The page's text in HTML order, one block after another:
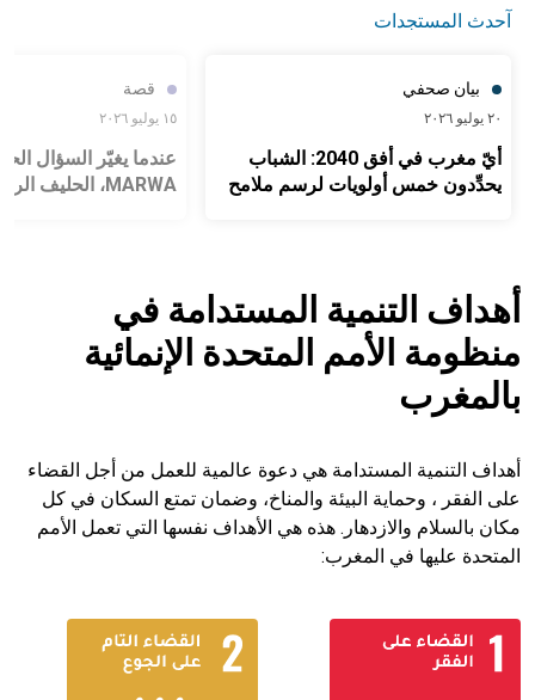
آحدث المستجدات
بيان صحفي
٢٠ يوليو ٢٠٢٦
أيّ مغرب في أفق 2040: الشباب
يحدِّدون خمس أولويات لرسم ملامح
قصة
١٥ يوليو ٢٠٢٦
MARWA، الحليف الرقمي للفتيات
أهداف التنمية المستدامة في
منظومة الأمم المتحدة الإنمائية
بالمغرب
أهداف التنمية المستدامة هي دعوة عالمية للعمل من أجل القضاء
على الفقر ، وحماية البيئة والمناخ، وضمان تمتع السكان في كل
مكان بالسلام والازدهار. هذه هي الأهداف نفسها التي تعمل الأمم
المتحدة عليها في المغرب: